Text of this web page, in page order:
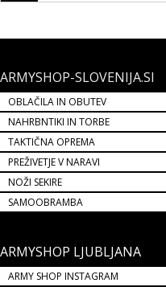
ARMYSHOP-SLOVENIJA.SI
OBLAČILA IN OBUTEV
NAHRBNTIKI IN TORBE
TAKTIČNA OPREMA
PREŽIVETJE V NARAVI
NOŽI SEKIRE
SAMOOBRAMBA
ARMYSHOP LJUBLJANA
ARMY SHOP INSTAGRAM